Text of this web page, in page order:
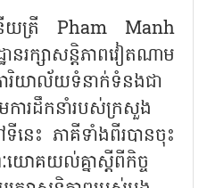
នីយត្រី Pham Manh
នរក្សាសន្តិភាពវៀតណាម
រិយាល័យទំនាក់ទំនងជា
មការដឹកនាំរបស់ក្រសួង
នេះ ភាគីទាំងពីរបានចុះ
ោគយល់គ្នាស្តីពីកិច្ច